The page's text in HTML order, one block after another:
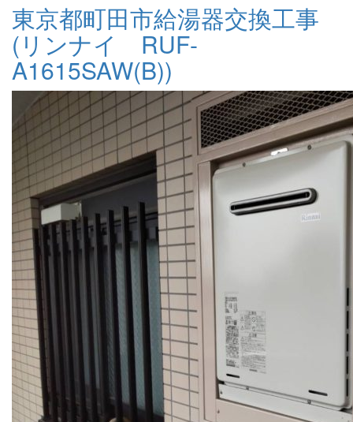
東京都町田市給湯器交換工事
(リンナイ RUF-
A1615SAW(B))